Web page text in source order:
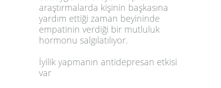
araştırmalarda kişinin başkasına
yardım ettiği zaman beyininde
empatinin verdiği bir mutluluk
hormonu salgılatılıyor.
İyilik yapmanın antidepresan etkisi
var